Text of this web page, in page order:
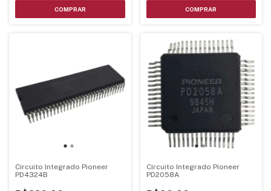
Circuito Integrado Pioneer
PD4324B
Circuito Integrado Pioneer
PD2058A